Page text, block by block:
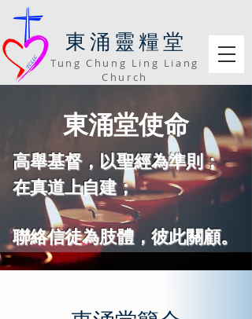
​東涌靈糧堂
Tung Chung Ling Liang
Church
​東涌堂使命
高舉基督，以聖經為準則；
在真道上自建；
聯絡信徒為肢體，彼此關顧。